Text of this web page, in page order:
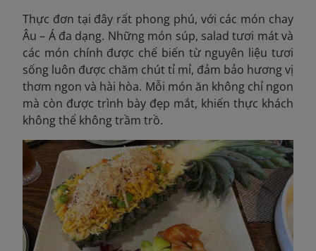
Thực đơn tại đây rất phong phú, với các món chay
Âu – Á đa dạng. Những món súp, salad tươi mát và
các món chính được chế biến từ nguyên liệu tươi
sống luôn được chăm chút tỉ mỉ, đảm bảo hương vị
thơm ngon và hài hòa. Mỗi món ăn không chỉ ngon
mà còn được trình bày đẹp mắt, khiến thực khách
không thể không trầm trồ.